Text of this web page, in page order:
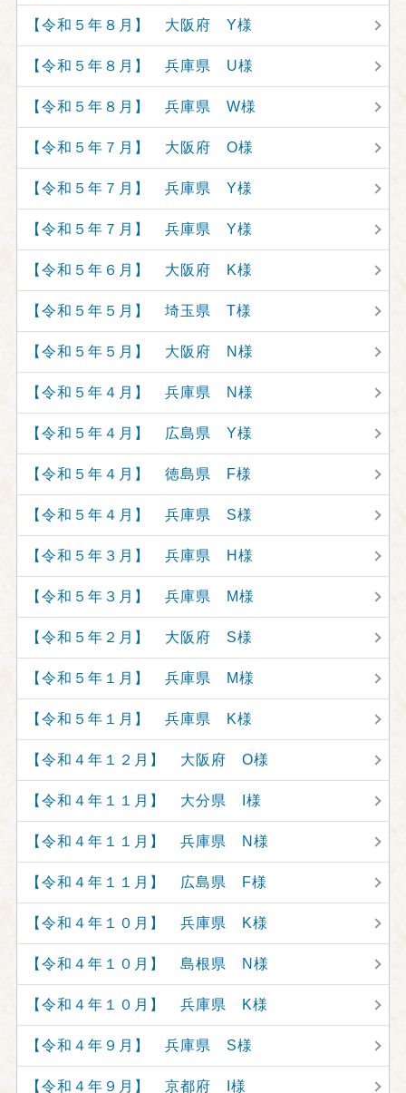
【令和５年８月】 大阪府 Y様
【令和５年８月】 兵庫県 U様
【令和５年８月】 兵庫県 W様
【令和５年７月】 大阪府 O様
【令和５年７月】 兵庫県 Y様
【令和５年７月】 兵庫県 Y様
【令和５年６月】 大阪府 K様
【令和５年５月】 埼玉県 T様
【令和５年５月】 大阪府 N様
【令和５年４月】 兵庫県 N様
【令和５年４月】 広島県 Y様
【令和５年４月】 徳島県 F様
【令和５年４月】 兵庫県 S様
【令和５年３月】 兵庫県 H様
【令和５年３月】 兵庫県 M様
【令和５年２月】 大阪府 S様
【令和５年１月】 兵庫県 M様
【令和５年１月】 兵庫県 K様
【令和４年１２月】 大阪府 O様
【令和４年１１月】 大分県 I様
【令和４年１１月】 兵庫県 N様
【令和４年１１月】 広島県 F様
【令和４年１０月】 兵庫県 K様
【令和４年１０月】 島根県 N様
【令和４年１０月】 兵庫県 K様
【令和４年９月】 兵庫県 S様
【令和４年９月】 京都府 I様